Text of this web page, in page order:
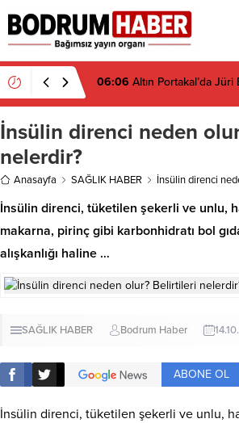
06:06 Altın Portakal’da
İnsülin direnci neden
nelerdir?
Anasayfa SAĞLIK HABER İnsülin direnci
İnsülin direnci, tüketilen şekerli ve unlu,
makarna, pirinç gibi karbonhidratı bol
alışkanlığı haline …
SAĞLIK HABER Bodrum Haber
ABONE OL
İnsülin direnci, tüketilen şekerli ve unlu,